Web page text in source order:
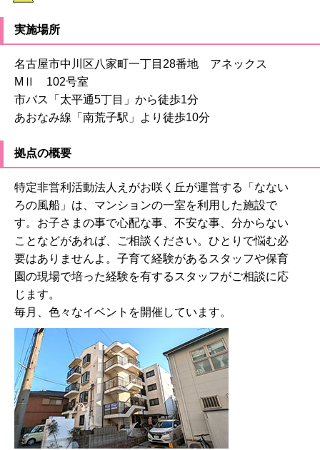
実施場所
名古屋市中川区八家町一丁目28番地 アネックス
MⅡ 102号室
市バス「太平通5丁目」から徒歩1分
あおなみ線「南荒子駅」より徒歩10分
拠点の概要
特定非営利活動法人えがお咲く丘が運営する「なない
ろの風船」は、マンションの一室を利用した施設で
す。お子さまの事で心配な事、不安な事、分からない
ことなどがあれば、ご相談ください。ひとりで悩む必
要はありませんよ。子育て経験があるスタッフや保育
園の現場で培った経験を有するスタッフがご相談に応
じます。
毎月、色々なイベントを開催しています。